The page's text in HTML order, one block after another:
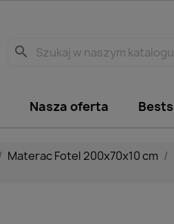
search
Nasza oferta
Materac Fotel 200x70x10 cm